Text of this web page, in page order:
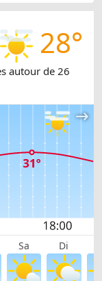
28°
autour de 26
Sa Di